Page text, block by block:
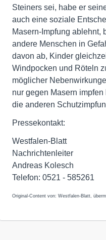
Steiners sei, habe er
auch eine soziale
Masern-Impfung ablehnt,
andere Menschen in
davon ab, Kinder
Windpocken und Röteln
möglicher
nur gegen Masern
die anderen
Pressekontakt:
Westfalen-Blatt
Nachrichtenleiter
Andreas Kolesch
Telefon: 0521 - 585261
Original-Content von: Westfalen-Blatt,